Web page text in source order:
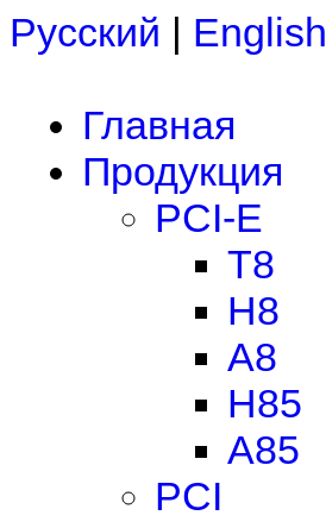
Русский | English
Главная
Продукция
PCI-E
T8
H8
A8
H85
A85
PCI